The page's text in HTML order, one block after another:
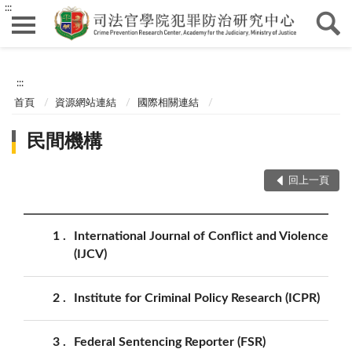
:::
:::
首頁 資源網站連結 國際相關連結
民間機構
回上一頁
1
International Journal of Conflict and Violence
(IJCV)
2 Institute for Criminal Policy Research (ICPR)
3 Federal Sentencing Reporter (FSR)